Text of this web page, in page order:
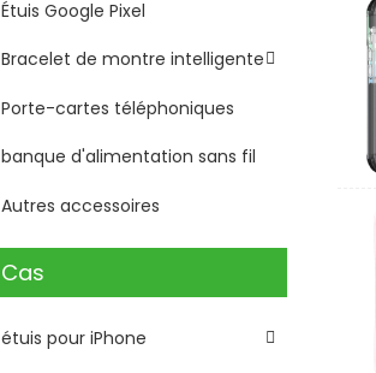
Étuis Google Pixel
Bracelet de montre intelligente
Porte-cartes téléphoniques
banque d'alimentation sans fil
Autres accessoires
Cas
étuis pour iPhone